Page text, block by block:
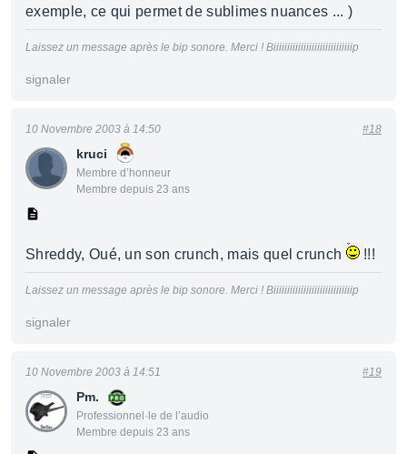
exemple, ce qui permet de sublimes nuances ... )
Laissez un message après le bip sonore. Merci ! Biiiiiiiiiiiiiiiiiiiiiiiiiiiiip
signaler
kruci
Membre d’honneur
Membre depuis 23 ans
10 Novembre 2003 à 14:50 #18
Shreddy, Oué, un son crunch, mais quel crunch !!!
Laissez un message après le bip sonore. Merci ! Biiiiiiiiiiiiiiiiiiiiiiiiiiiiip
signaler
Pm.
Professionnel·le de l’audio
Membre depuis 23 ans
10 Novembre 2003 à 14:51 #19